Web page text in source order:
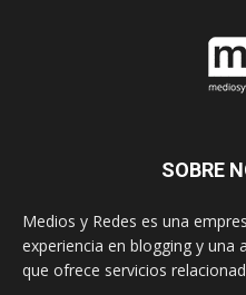
SOBRE
Medios y Redes es una
experiencia en blogging y una
que ofrece servicios